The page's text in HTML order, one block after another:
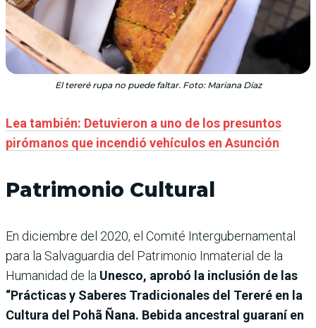
El tereré rupa no puede faltar. Foto: Mariana Díaz
Lea también: Detuvieron a uno de los presuntos
pirómanos que incendió vehículos en Asunción
Patrimonio Cultural
En diciembre del 2020, el Comité Intergubernamental
para la Salvaguardia del Patrimonio Inmaterial de la
Humanidad de la Unesco, aprobó la inclusión de las
“Prácticas y Saberes Tradicionales del Tereré en la
Cultura del Pohã Ñana. Bebida ancestral guaraní en